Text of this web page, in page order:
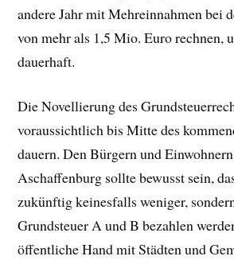
andere Jahr mit Mehreinnahmen bei
von mehr als 1,5 Mio. Euro rechnen,
dauerhaft.
Die Novellierung des
voraussichtlich bis Mitte des
dauern. Den Bürgern und
Aschaffenburg sollte bewusst sein,
zukünftig keinesfalls weniger,
Grundsteuer A und B bezahlen
öffentliche Hand mit Städten und